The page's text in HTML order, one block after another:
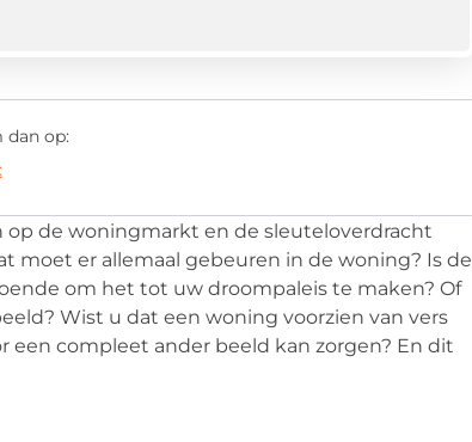
dan op:
de woningmarkt en de sleuteloverdracht
moet er allemaal gebeuren in de woning? Is de
om het tot uw droompaleis te maken? Of
Wist u dat een woning voorzien van vers
een compleet ander beeld kan zorgen? En dit